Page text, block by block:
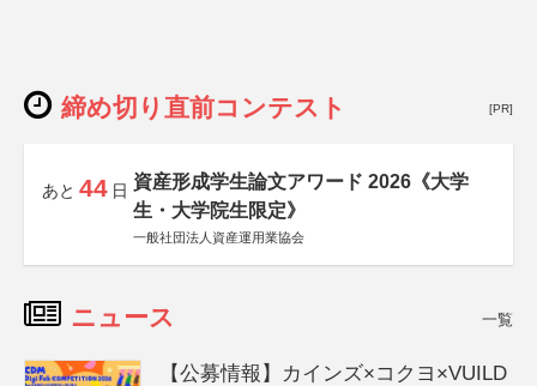
締め切り直前コンテスト [PR]
あと 44 日 資産形成学生論文アワード 2026《大学
生・大学院生限定》
一般社団法人資産運用業協会
ニュース 一覧
【公募情報】カインズ×コクヨ×VUILD